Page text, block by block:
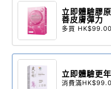
立即體驗膠
善皮膚彈力
多買
立即體驗更
消費滿